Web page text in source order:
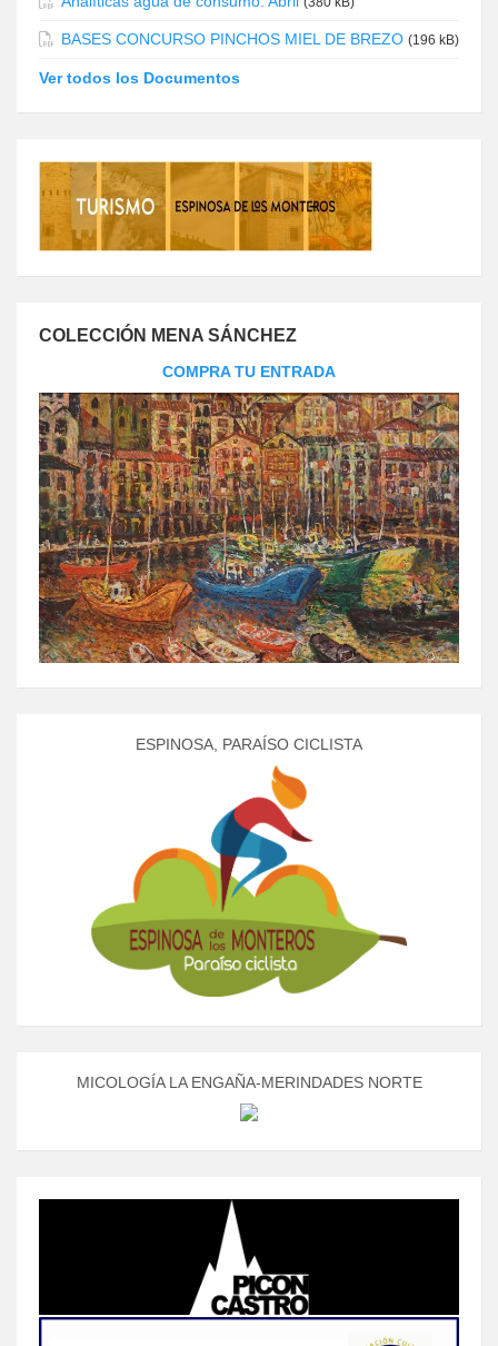
BASES CONCURSO PINCHOS MIEL DE BREZO (196 kB)
Ver todos los Documentos
COLECCIÓN MENA SÁNCHEZ
COMPRA TU ENTRADA
ESPINOSA, PARAÍSO CICLISTA
MICOLOGÍA LA ENGAÑA-MERINDADES NORTE